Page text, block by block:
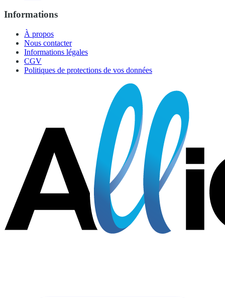
Informations
À propos
Nous contacter
Informations légales
CGV
Politiques de protections de vos données